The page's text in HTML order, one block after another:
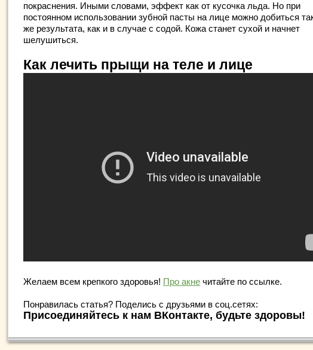
покраснения. Иными словами, эффект как от кусочка льда. Но при
постоянном использовании зубной пасты на лице можно добиться
же результата, как и в случае с содой. Кожа станет сухой и начнет
шелушиться.
Как лечить прыщи на теле и лице
Желаем всем крепкого здоровья! Про акне читайте по ссылке.
Понравилась статья? Поделись с друзьями в соц.сетях:
Присоединяйтесь к нам ВКонтакте, будьте здоровы!